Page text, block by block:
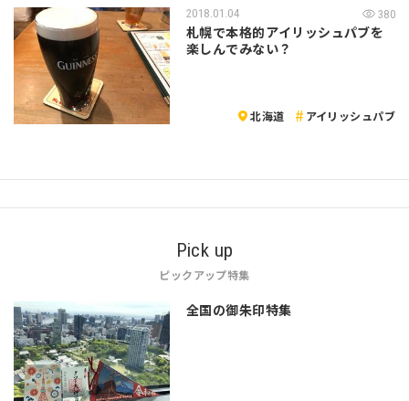
2018.01.04 380
札幌で本格的アイリッシュパブを
楽しんでみない？
北海道 アイリッシュパブ
Pick up
ピックアップ特集
全国の御朱印特集